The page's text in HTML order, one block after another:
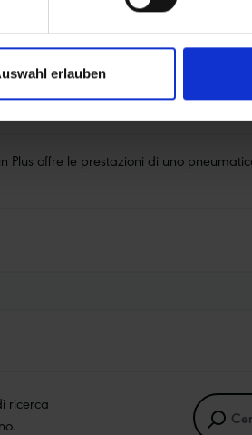
erlauben
Plus offre le prestazioni di uno
ricerca